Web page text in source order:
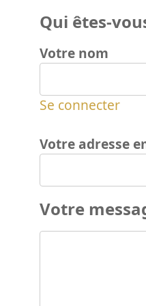
Qui êtes-
Votre nom
Se connecter
Votre adresse
Votre